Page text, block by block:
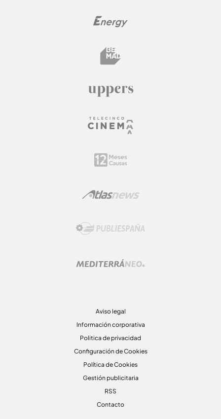
Aviso legal
Información corporativa
Politica de privacidad
Configuración de Cookies
Política de Cookies
Gestión publicitaria
RSS
Contacto